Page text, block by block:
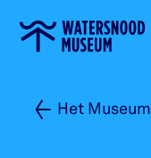
Ga
naar
Het Museum